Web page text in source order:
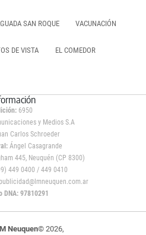
SAN ROQUE VACUNACIÓN
DE VISTA EL COMEDOR
6950
y Medios S.A
Carlos Schroeder
Ángel Casagrande
445, Neuquén (CP 8300)
449 0400 / 449 0410
publicidad@lmneuquen.com.ar
DNA: 97810291
Neuquen© 2026,